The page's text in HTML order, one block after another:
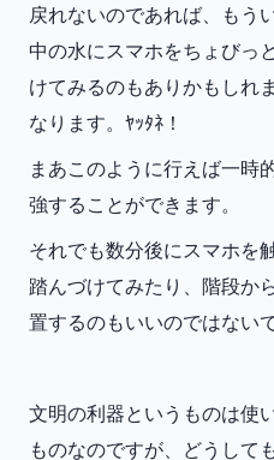
戻れないのであれば、もう
中の水にスマホをちょびっ
けてみるのもありかもしれ
なります。ﾔｯﾀﾈ！
まあこのように行えば一時
強することができます。
それでも数分後にスマホを
踏んづけてみたり、階段か
置するのもいいのではない
文明の利器というものは使
ものなのですが、どうして